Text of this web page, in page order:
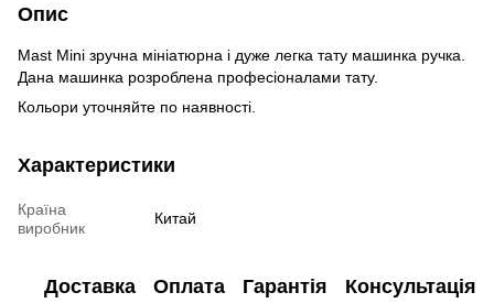
Опис
Mast Mini зручна мініатюрна і дуже легка тату машинка ручка.
Дана машинка розроблена професіоналами тату.
Кольори уточняйте по наявності.
Характеристики
Країна
виробник
Китай
Доставка Оплата Гарантія Консультація